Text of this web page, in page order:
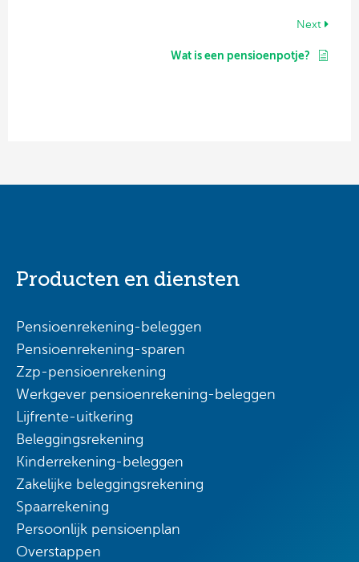
Next
Wat is een pensioenpotje?
Producten en diensten
Pensioenrekening-beleggen
Pensioenrekening-sparen
Zzp-pensioenrekening
Werkgever pensioenrekening-beleggen
Lijfrente-uitkering
Beleggingsrekening
Kinderrekening-beleggen
Zakelijke beleggingsrekening
Spaarrekening
Persoonlijk pensioenplan
Overstappen